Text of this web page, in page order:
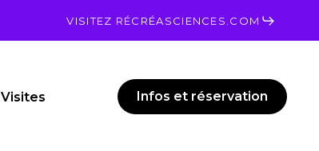
VISITEZ RÉCRÉASCIENCES.COM
Visites Infos et réservation